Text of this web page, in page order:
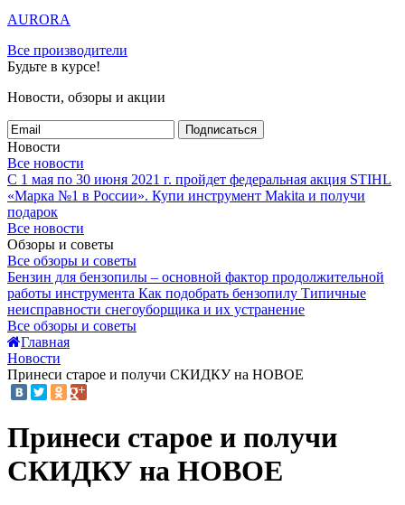
AURORA
Все производители
Будьте в курсе!
Новости, обзоры и акции
Подписаться
Новости
Все новости
С 1 мая по 30 июня 2021 г. пройдет федеральная акция STIHL
«Марка №1 в России». Купи инструмент Makita и получи
подарок
Все новости
Обзоры и советы
Все обзоры и советы
Бензин для бензопилы – основной фактор продолжительной
работы инструмента Как подобрать бензопилу Типичные
неисправности снегоуборщика и их устранение
Все обзоры и советы
Главная
Новости
Принеси старое и получи СКИДКУ на НОВОЕ
Принеси старое и получи
СКИДКУ на НОВОЕ